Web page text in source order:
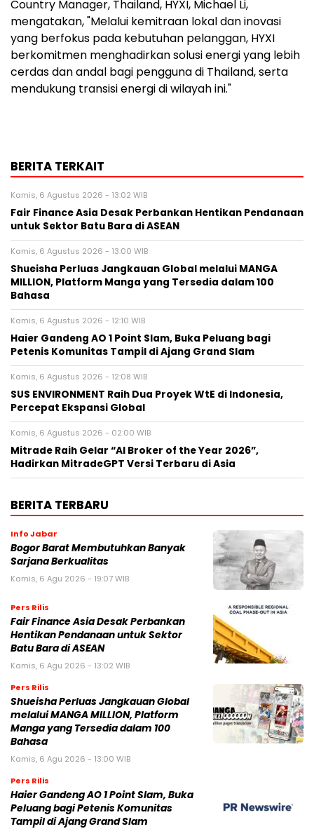
Country Manager, Thailand, HYXI, Michael Li,
mengatakan, "Melalui kemitraan lokal dan inovasi
yang berfokus pada kebutuhan pelanggan, HYXI
berkomitmen menghadirkan solusi energi yang lebih
cerdas dan andal bagi pengguna di Thailand, serta
mendukung transisi energi di wilayah ini."
BERITA TERKAIT
Kamis, 6 Agustus 2026 - 13:02 WIB
Fair Finance Asia Desak Perbankan Hentikan Pendanaan
untuk Sektor Batu Bara di ASEAN
Kamis, 6 Agustus 2026 - 13:00 WIB
Shueisha Perluas Jangkauan Global melalui MANGA
MILLION, Platform Manga yang Tersedia dalam 100
Bahasa
Kamis, 6 Agustus 2026 - 12:10 WIB
Haier Gandeng AO 1 Point Slam, Buka Peluang bagi
Petenis Komunitas Tampil di Ajang Grand Slam
Kamis, 6 Agustus 2026 - 12:08 WIB
SUS ENVIRONMENT Raih Dua Proyek WtE di Indonesia,
Percepat Ekspansi Global
Kamis, 6 Agustus 2026 - 02:00 WIB
Mitrade Raih Gelar “AI Broker of the Year 2026”,
Hadirkan MitradeGPT Versi Terbaru di Asia
BERITA TERBARU
Info Jabar
Bogor Barat Membutuhkan Banyak
Sarjana Berkualitas
Kamis, 6 Agu 2026 - 19:07 WIB
Pers Rilis
Fair Finance Asia Desak Perbankan
Hentikan Pendanaan untuk Sektor
Batu Bara di ASEAN
Kamis, 6 Agu 2026 - 13:02 WIB
Pers Rilis
Shueisha Perluas Jangkauan Global
melalui MANGA MILLION, Platform
Manga yang Tersedia dalam 100
Bahasa
Kamis, 6 Agu 2026 - 13:00 WIB
Pers Rilis
Haier Gandeng AO 1 Point Slam, Buka
Peluang bagi Petenis Komunitas
Tampil di Ajang Grand Slam